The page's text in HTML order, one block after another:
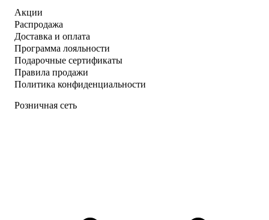
Акции
Распродажа
Доставка и оплата
Программа лояльности
Подарочные сертификаты
Правила продажи
Политика конфиденциальности
Розничная сеть